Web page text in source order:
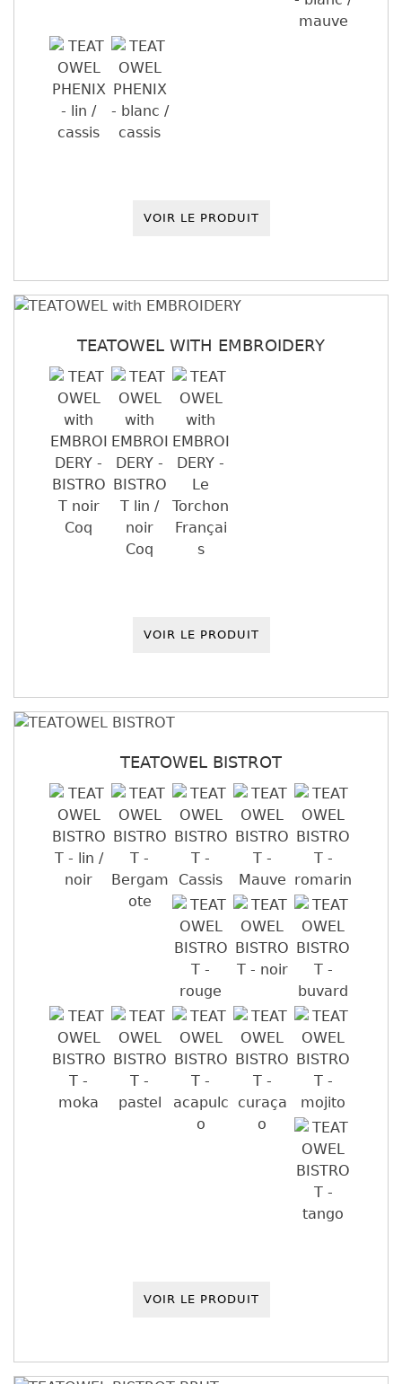
VOIR LE PRODUIT
TEATOWEL WITH EMBROIDERY
VOIR LE PRODUIT
TEATOWEL BISTROT
VOIR LE PRODUIT